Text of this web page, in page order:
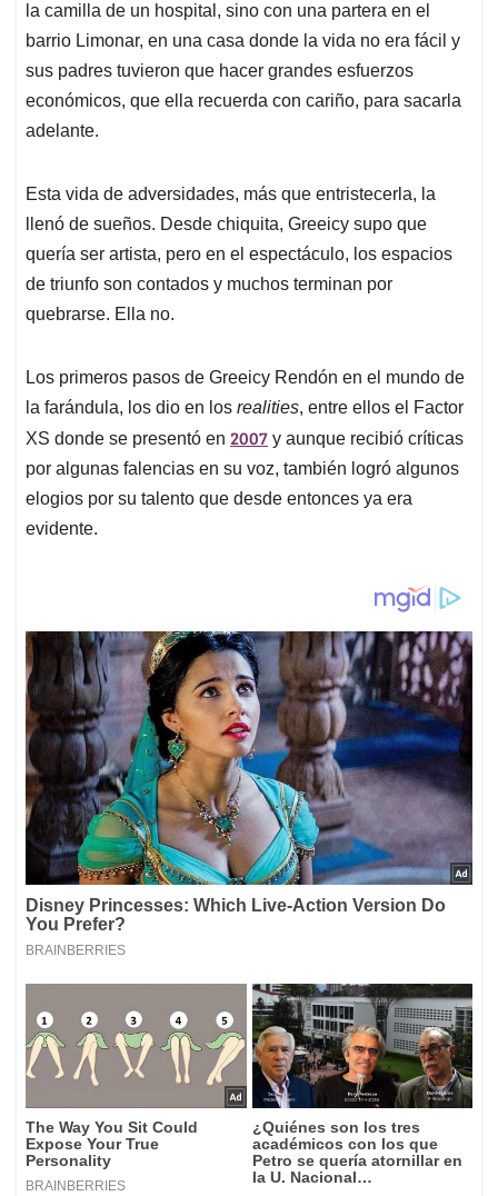
A
p
p
o
o
k
d
I
n
d
s
la camilla de un hospital, sino con una partera en el
barrio Limonar, en una casa donde la vida no era fácil y
sus padres tuvieron que hacer grandes esfuerzos
económicos, que ella recuerda con cariño, para sacarla
adelante.
Esta vida de adversidades, más que entristecerla, la
llenó de sueños. Desde chiquita, Greeicy supo que
quería ser artista, pero en el espectáculo, los espacios
de triunfo son contados y muchos terminan por
quebrarse. Ella no.
Los primeros pasos de Greeicy Rendón en el mundo de
la farándula, los dio en los realities, entre ellos el Factor
XS donde se presentó en 2007 y aunque recibió críticas
por algunas falencias en su voz, también logró algunos
elogios por su talento que desde entonces ya era
evidente.